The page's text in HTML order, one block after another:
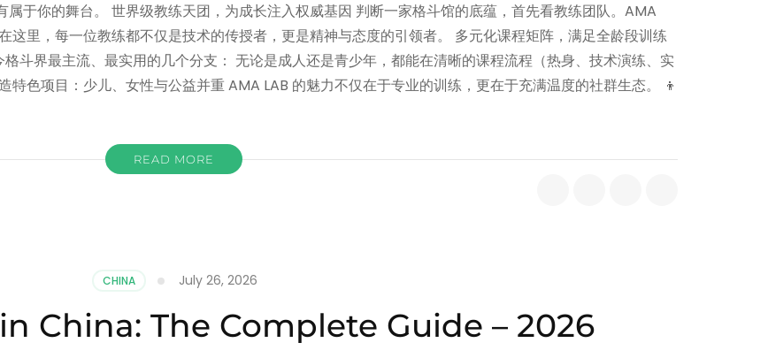
于你的舞台。 世界级教练天团，为成长注入权威基因 判断一家格斗馆的底蕴，首先看教练团队。AMA
这里，每一位教练都不仅是技术的传授者，更是精神与态度的引领者。 多元化课程矩阵，满足全龄段训练
斗界最主流、最实用的几个分支： 无论是成人还是青少年，都能在清晰的课程流程（热身、技术演练、实
色项目：少儿、女性与公益并重 AMA LAB 的魅力不仅在于专业的训练，更在于充满温度的社群生态。 👦
READ MORE
CHINA July 26, 2026
China: The Complete Guide – 2026